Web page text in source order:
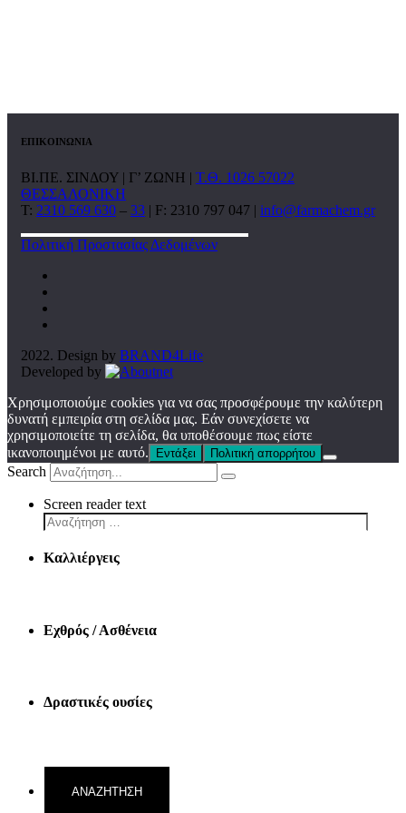
ΕΠΙΚΟΙΝΩΝΙΑ
ΒΙ.ΠΕ. ΣΙΝΔΟΥ | Γ’ ΖΩΝΗ | Τ.Θ. 1026 57022
ΘΕΣΣΑΛΟΝΙΚΗ
T: 2310 569 630 – 33 | F: 2310 797 047 | info@farmachem.gr
Πολιτική Προστασίας Δεδομένων
2022. Design by BRAND4Life
Developed by
Χρησιμοποιούμε cookies για να σας προσφέρουμε την καλύτερη
δυνατή εμπειρία στη σελίδα μας. Εάν συνεχίσετε να
χρησιμοποιείτε τη σελίδα, θα υποθέσουμε πως είστε
ικανοποιημένοι με αυτό.
Εντάξει Πολιτική απορρήτου
Search
Screen reader text
Καλλιέργεις
Εχθρός / Ασθένεια
Δραστικές ουσίες